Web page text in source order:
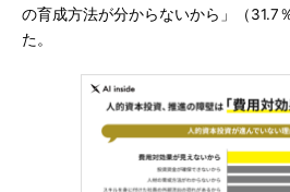
の育成方法が分からないから」（31.7
た。